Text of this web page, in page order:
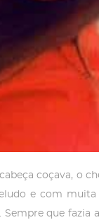
coçava, o
e com
que fazia